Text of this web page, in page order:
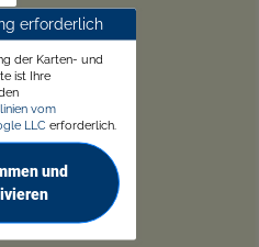
erforderlich
der Karten- und
ist Ihre
vom
LLC erforderlich.
und